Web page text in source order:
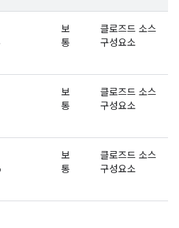
보
통
클로즈드 소스
구성요소
보
통
클로즈드 소스
구성요소
보
통
클로즈드 소스
구성요소